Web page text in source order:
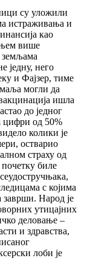
су уложили
истраживања и
као
више
земљама
једну, него
и Фајзер, тиме
могли да
ишла
до једног
цифри од 50%
колики је
остварио
страху од
биле
с којима
заврши. Народ је
утицајних
деловање –
и здравства,
лоби је